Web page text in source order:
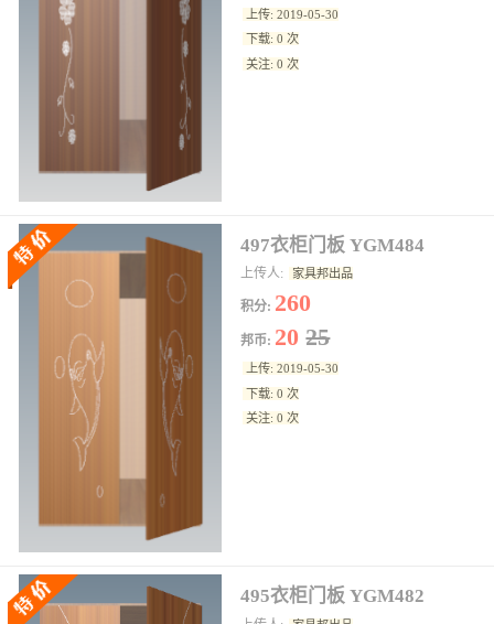
上传: 2019-05-30
下载: 0 次
关注: 0 次
497衣柜门板 YGM484
上传人: 家具邦出品
积分: 260
邦币: 2025
上传: 2019-05-30
下载: 0 次
关注: 0 次
495衣柜门板 YGM482